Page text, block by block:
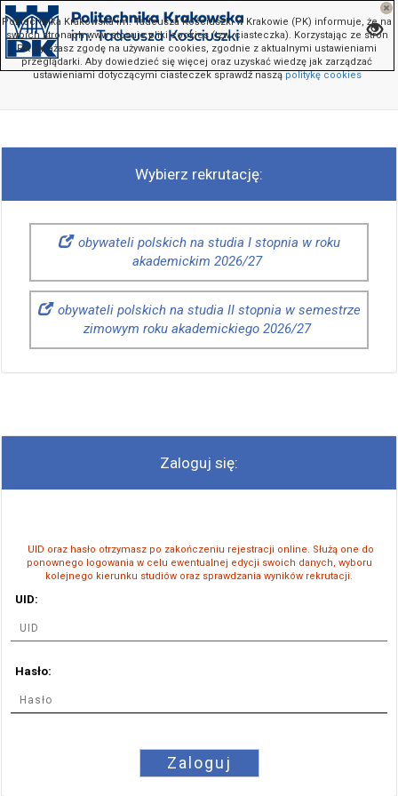
Politechnika Krakowska im. Tadeusza Kościuszki w Krakowie (PK) informuje, że na
swoich stronach www stosuje pliki cookies (tzw. ciasteczka). Korzystając ze stron
PK wyrażasz zgodę na używanie cookies, zgodnie z aktualnymi ustawieniami
przeglądarki. Aby dowiedzieć się więcej oraz uzyskać wiedzę jak zarządzać
ustawieniami dotyczącymi ciasteczek sprawdź naszą politykę cookies
Wybierz rekrutację:
obywateli polskich na studia I stopnia w roku
akademickim 2026/27
obywateli polskich na studia II stopnia w semestrze
zimowym roku akademickiego 2026/27
Zaloguj się:
UID oraz hasło otrzymasz po zakończeniu rejestracji online. Służą one do
ponownego logowania w celu ewentualnej edycji swoich danych, wyboru
kolejnego kierunku studiów oraz sprawdzania wyników rekrutacji.
UID:
Hasło:
Zaloguj